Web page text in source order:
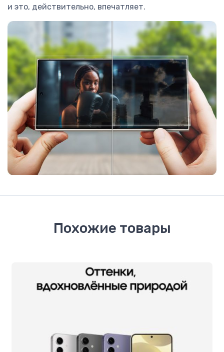
и это, действительно, впечатляет.
Похожие товары